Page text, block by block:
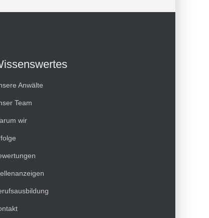
Anwälte
Team
wir